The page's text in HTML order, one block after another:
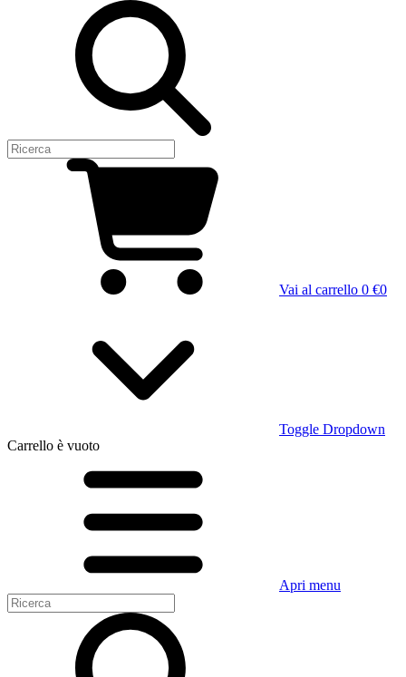
Vai al carrello 0 €0
Toggle Dropdown
Carrello è vuoto
Apri menu